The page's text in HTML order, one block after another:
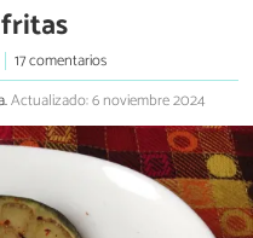
17 comentarios
Actualizado: 6 noviembre 2024